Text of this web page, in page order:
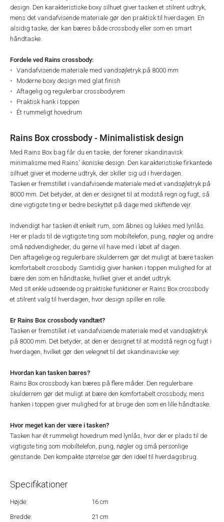
design. Den karakteristiske boxy silhuet giver tasken et stilrent udtryk,
mens det vandafvisende materiale gør den praktisk til hverdagen. En
alsidig taske, der kan bæres både crossbody eller som en smart
håndtaske.
Fordele ved Rains crossbody:
Vandafvisende materiale med vandsøjletryk på 8000 mm
Moderne boxy design med glat finish
Aftagelig og regulerbar crossbodyrem
Praktisk hank i toppen
Ét rummeligt hovedrum
Rains Box crossbody - Minimalistisk design
Med Rains Box bag får du en taske, der forener skandinavisk
minimalisme med Rains' ikoniske design. Den karakteristiske firkantede
silhuet giver et moderne udtryk, der skiller sig ud i hverdagen.
Tasken er fremstillet i vandafvisende materiale med et vandsøjletryk på
8000 mm. Det betyder, at den er designet til at modstå regn og fugt, så
dine vigtigste ting er bedre beskyttet på dage med skiftende vejr.
Indvendigt har tasken ét enkelt rum, som åbnes og lukkes med lynlås.
Her er plads til de vigtigste ting som mobiltelefon, pung, nøgler og andre
små nødvendigheder, du gerne vil have med i løbet af dagen.
Den aftagelige og regulerbare skulderrem gør det muligt at bære tasken
komfortabelt crossbody. Samtidig giver hanken i toppen mulighed for at
bære den som en håndtaske, hvilket giver et andet udtryk.
Med sit enkle udseende og praktiske funktioner er Rains Box crossbody
et stilrent valg til hverdagen, hvor design spiller en rolle.
Er Rains Box crossbody vandtæt?
Tasken er fremstillet i et vandafvisende materiale med et vandsøjletryk
på 8000 mm. Det betyder, at den er designet til at modstå regn og fugt i
hverdagen, hvilket gør den velegnet til det skandinaviske vejr.
Hvordan kan tasken bæres?
Rains Box crossbody kan bæres på flere måder. Den regulerbare
skulderrem gør det muligt at bære den komfortabelt crossbody, mens
hanken i toppen giver mulighed for at bruge den som en lille håndtaske.
Hvor meget kan der være i tasken?
Tasken har ét rummeligt hovedrum med lynlås, hvor der er plads til de
vigtigste ting som mobiltelefon, pung, nøgler og små personlige
genstande. Den kompakte størrelse gør den ideel til hverdagsbrug.
Specifikationer
Højde:
16 cm
Bredde:
21 cm